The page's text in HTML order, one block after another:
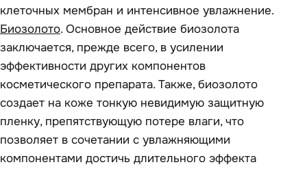
клеточных мембран и интенсивное увлажнение.
Биозолото. Основное действие биозолота
заключается, прежде всего, в усилении
эффективности других компонентов
косметического препарата. Также, биозолото
создает на коже тонкую невидимую защитную
пленку, препятствующую потере влаги, что
позволяет в сочетании с увлажняющими
компонентами достичь длительного эффекта